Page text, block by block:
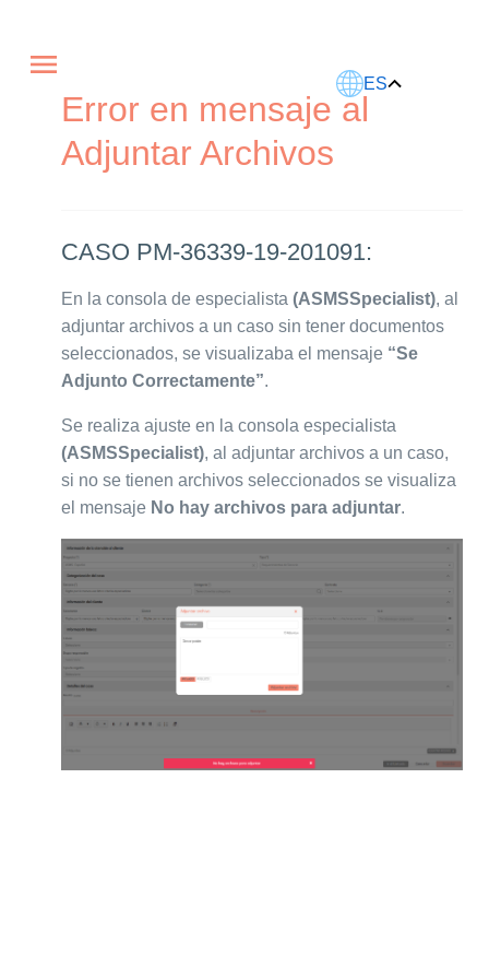
ES
Error en mensaje al
Adjuntar Archivos
CASO PM-36339-19-201091:
En la consola de especialista (ASMSSpecialist), al
adjuntar archivos a un caso sin tener documentos
seleccionados, se visualizaba el mensaje “Se
Adjunto Correctamente”.
Se realiza ajuste en la consola especialista
(ASMSSpecialist), al adjuntar archivos a un caso,
si no se tienen archivos seleccionados se visualiza
el mensaje No hay archivos para adjuntar.